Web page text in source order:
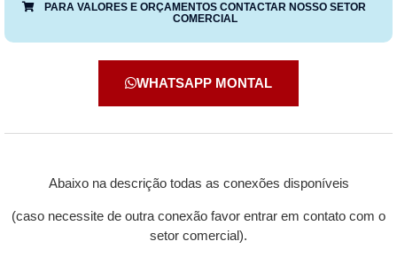
PARA VALORES E ORÇAMENTOS CONTACTAR NOSSO SETOR
COMERCIAL
WHATSAPP MONTAL
Abaixo na descrição todas as conexões disponíveis
(caso necessite de outra conexão favor entrar em contato com o
setor comercial).